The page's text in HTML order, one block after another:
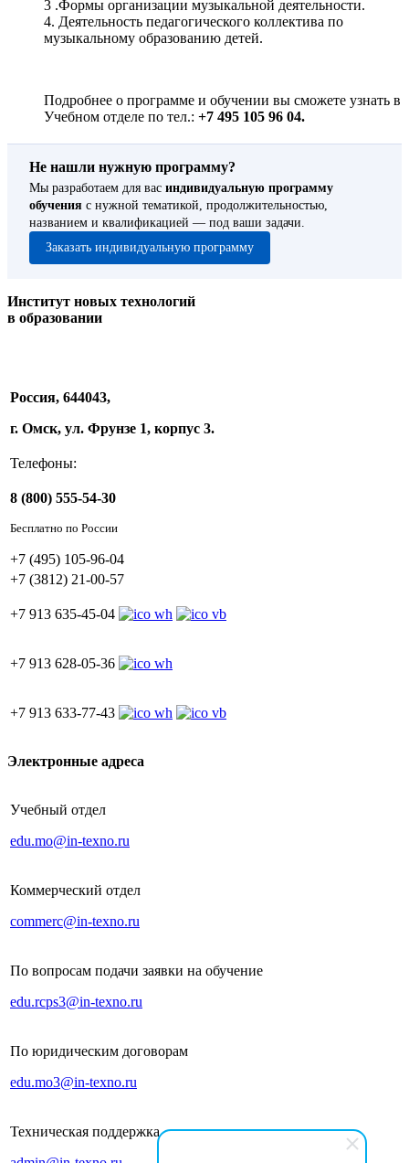
3 .Формы организации музыкальной деятельности.
4. Деятельность педагогического коллектива по
музыкальному образованию детей.
Подробнее о программе и обучении вы сможете узнать в
Учебном отделе по тел.: +7 495 105 96 04.
Не нашли нужную программу?
Мы разработаем для вас индивидуальную программу
обучения с нужной тематикой, продолжительностью,
названием и квалификацией — под ваши задачи.
Заказать индивидуальную программу
Институт новых технологий
в образовании
Россия, 644043,
г. Омск, ул. Фрунзе 1, корпус 3.
Телефоны:
8 (800) 555-54-30
Бесплатно по России
+7 (495) 105-96-04
+7 (3812) 21-00-57
+7 913 635-45-04
+7 913 628-05-36
+7 913 633-77-43
Электронные адреса
Учебный отдел
edu.mo@in-texno.ru
Коммерческий отдел
commerc@in-texno.ru
По вопросам подачи заявки на обучение
edu.rcps3@in-texno.ru
По юридическим договорам
edu.mo3@in-texno.ru
Техническая поддержка